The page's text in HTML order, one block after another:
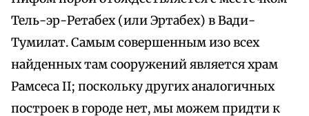
Тель-эр-Ретабех (или Эртабех) в Вади-
Тумилат. Самым совершенным изо всех
найденных там сооружений является храм
Рамсеса II; поскольку других аналогичных
построек в городе нет, мы можем придти к